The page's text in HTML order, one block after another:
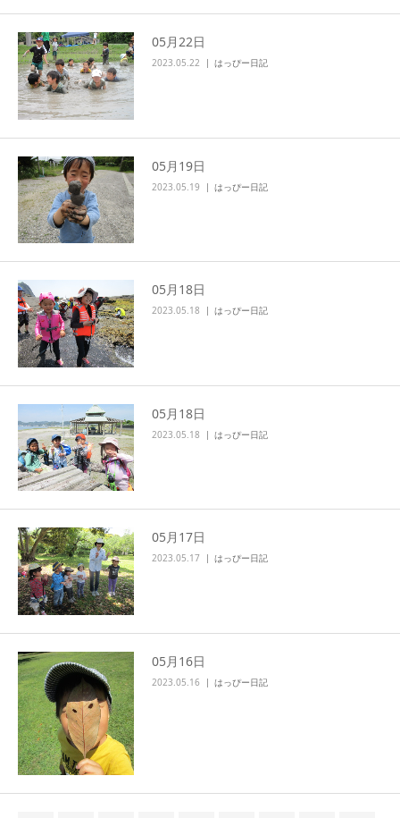
05月22日
2023.05.22 はっぴー日記
05月19日
2023.05.19 はっぴー日記
05月18日
2023.05.18 はっぴー日記
05月18日
2023.05.18 はっぴー日記
05月17日
2023.05.17 はっぴー日記
05月16日
2023.05.16 はっぴー日記